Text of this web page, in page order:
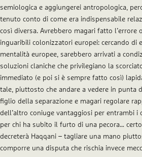
semiologica e aggiungerei antropologica,
tenuto conto di come era indispensabile
così diversa. Avrebbero magari fatto l’errore
inguaribili colonizzatori europei: cercando di
mentalità europee, sarebbero arrivati a
soluzioni claniche che privilegiano la
immediato (e poi si è sempre fatto così)
tale, piuttosto che andare a vedere in punta
figlio della separazione e magari regolare
dell’altro coniuge vantaggiosi per entrambi i
per chi ha subito il furto di una pecora…
decreterà Haqqani – tagliare una mano
comporre una disputa che rischia invece